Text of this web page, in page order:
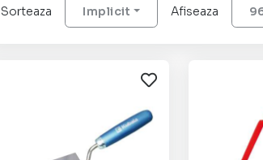
Sorteaza Implicit Afiseaza